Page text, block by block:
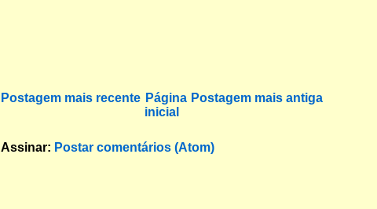
Postagem mais recente Postagem mais antiga
Página
inicial
Assinar: Postar comentários (Atom)